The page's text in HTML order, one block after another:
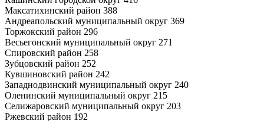
Максатихинский район 388
Андреапольский муниципальный округ 369
Торжокский район 296
Весьегонский муниципальный округ 271
Спировский район 258
Зубцовский район 252
Кувшиновский район 242
Западнодвинский муниципальный округ 240
Оленинский муниципальный округ 215
Селижаровский муниципальный округ 203
Ржевский район 192